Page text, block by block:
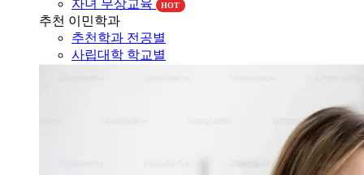
뉴질랜드 유학 후 이민
졸업생 취업 비자 (PSWV)
자녀 무상교육
HOT
추천 이민학과